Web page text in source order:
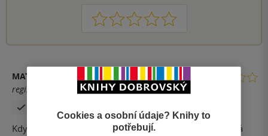
1 2 3 4 5
MATĚJ ČÍŽEK
registrovaný uživatel
Kdyby to byla normální knížečka, tak je to celkem pěkná
Cookies a osobní údaje? Knihy to
potřebují.